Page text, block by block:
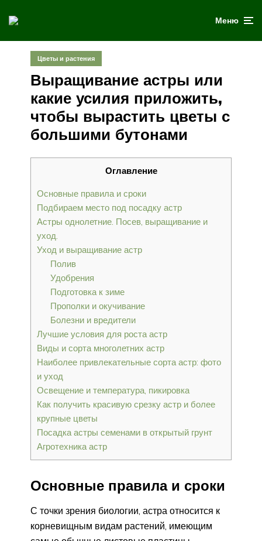
Меню
Цветы и растения
Выращивание астры или
какие усилия приложить,
чтобы вырастить цветы с
большими бутонами
Оглавление
Основные правила и сроки
Подбираем место под посадку астр
Астры однолетние. Посев, выращивание и
уход.
Уход и выращивание астр
Полив
Удобрения
Подготовка к зиме
Прополки и окучивание
Болезни и вредители
Лучшие условия для роста астр
Виды и сорта многолетних астр
Наиболее привлекательные сорта астр: фото
и уход
Освещение и температура, пикировка
Как получить красивую срезку астр и более
крупные цветы
Посадка астры семенами в открытый грунт
Агротехника астр
Основные правила и сроки
С точки зрения биологии, астра относится к
корневищным видам растений, имеющим